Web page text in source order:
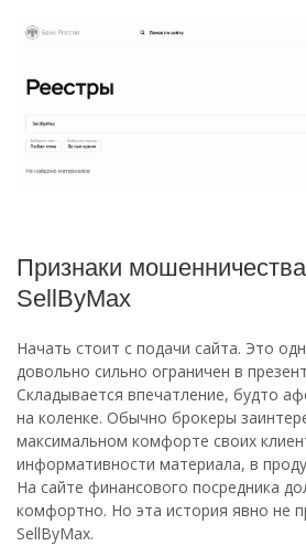
Признаки
SellByMax
Начать стоит с подачи сайта. Это
довольно сильно ограничен в
Складывается впечатление, будто
на коленке. Обычно брокеры
максимальном комфорте своих
информативности материала, в
На сайте финансового посредника
комфортно. Но эта история явно не
SellByMax.